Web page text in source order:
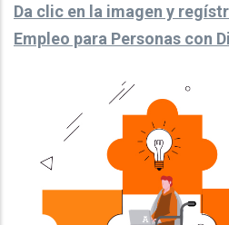
Da clic en la imagen y
Empleo para Personas con